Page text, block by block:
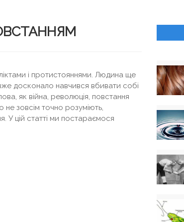
і протистояннями. Людина ще
досконало навчився вбивати собі
як війна, революція, повстання
не зовсім точно розуміють,
У цій статті ми постараємося